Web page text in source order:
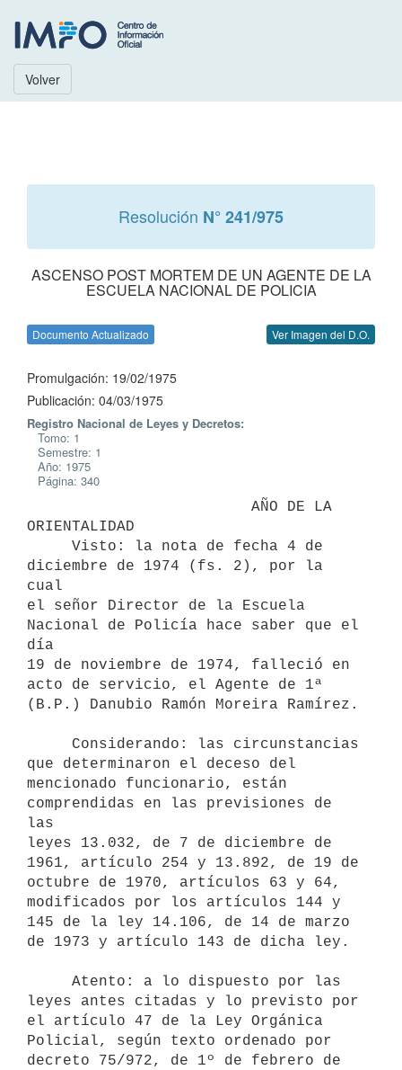
Volver
Resolución N° 241/975
ASCENSO POST MORTEM DE UN AGENTE DE LA
ESCUELA NACIONAL DE POLICIA
Documento Actualizado Ver Imagen del D.O.
Promulgación: 19/02/1975
Publicación: 04/03/1975
Registro Nacional de Leyes y Decretos:
Tomo: 1
Semestre: 1
Año: 1975
Página: 340
ORIENTALIDAD
diciembre de 1974 (fs. 2), por la
cual
el señor Director de la Escuela
Nacional de Policía hace saber que el
día
19 de noviembre de 1974, falleció en
acto de servicio, el Agente de 1ª
(B.P.) Danubio Ramón Moreira Ramírez.
que determinaron el deceso del
mencionado funcionario, están
comprendidas en las previsiones de
las
leyes 13.032, de 7 de diciembre de
1961, artículo 254 y 13.892, de 19 de
octubre de 1970, artículos 63 y 64,
modificados por los artículos 144 y
145 de la ley 14.106, de 14 de marzo
de 1973 y artículo 143 de dicha ley.
leyes antes citadas y lo previsto por
el artículo 47 de la Ley Orgánica
Policial, según texto ordenado por
decreto 75/972, de 1º de febrero de